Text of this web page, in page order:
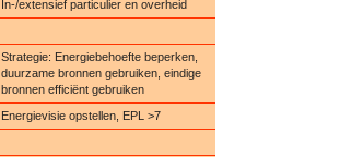
In-/extensief particulier en overheid
Strategie: Energiebehoefte beperken,
duurzame bronnen gebruiken, eindige
bronnen efficiënt gebruiken
Energievisie opstellen, EPL >7